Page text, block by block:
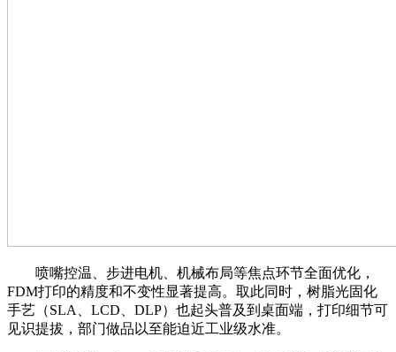
喷嘴控温、步进电机、机械布局等焦点环节全面优化，
FDM打印的精度和不变性显著提高。取此同时，树脂光固化
手艺（SLA、LCD、DLP）也起头普及到桌面端，打印细节可
见识提拔，部门做品以至能迫近工业级水准。